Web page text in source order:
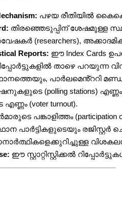
പഴയ രീതിയിൽ
തിരഞ്ഞെടുപ്പിന് ശേഷമുള്ള
(researchers),
Reports:
താഴെ പറയുന്ന
പാർലമെൻ്ററി
(polling stations)
(voter turnout).
പങ്കാളിത്തം (participation
പാർട്ടികളുടെയും രജിസ്റ്റർ
വിശകലനം
ഈ സ്റ്റാറ്റിസ്റ്റിക്കൽ